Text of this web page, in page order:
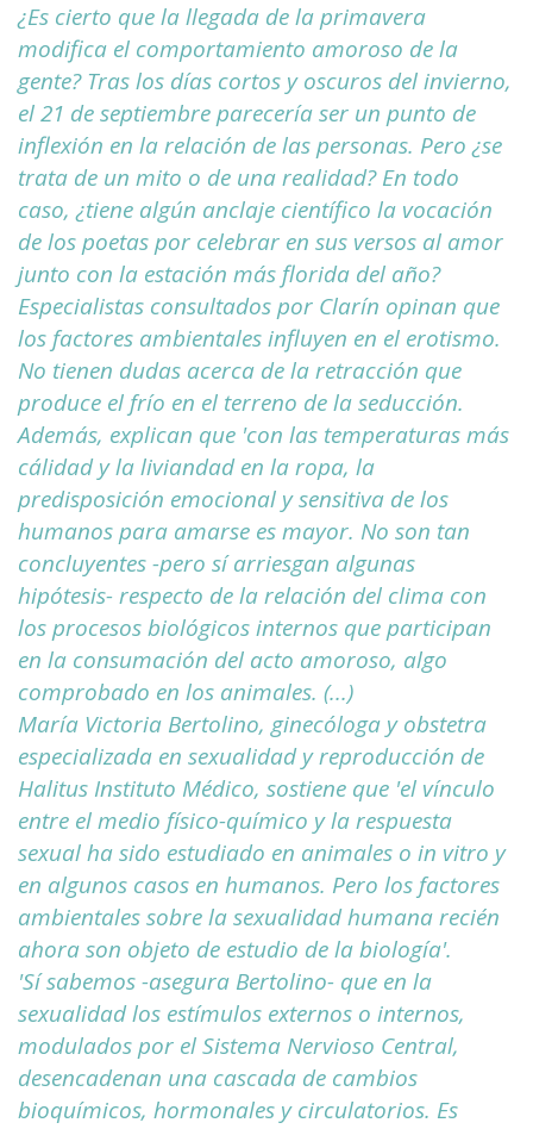
¿Es cierto que la llegada de la primavera
modifica el comportamiento amoroso de la
gente? Tras los días cortos y oscuros del invierno,
el 21 de septiembre parecería ser un punto de
inflexión en la relación de las personas. Pero ¿se
trata de un mito o de una realidad? En todo
caso, ¿tiene algún anclaje científico la vocación
de los poetas por celebrar en sus versos al amor
junto con la estación más florida del año?
Especialistas consultados por Clarín opinan que
los factores ambientales influyen en el erotismo.
No tienen dudas acerca de la retracción que
produce el frío en el terreno de la seducción.
Además, explican que 'con las temperaturas más
cálidad y la liviandad en la ropa, la
predisposición emocional y sensitiva de los
humanos para amarse es mayor. No son tan
concluyentes -pero sí arriesgan algunas
hipótesis- respecto de la relación del clima con
los procesos biológicos internos que participan
en la consumación del acto amoroso, algo
comprobado en los animales. (...)
María Victoria Bertolino, ginecóloga y obstetra
especializada en sexualidad y reproducción de
Halitus Instituto Médico, sostiene que 'el vínculo
entre el medio físico-químico y la respuesta
sexual ha sido estudiado en animales o in vitro y
en algunos casos en humanos. Pero los factores
ambientales sobre la sexualidad humana recién
ahora son objeto de estudio de la biología'.
'Sí sabemos -asegura Bertolino- que en la
sexualidad los estímulos externos o internos,
modulados por el Sistema Nervioso Central,
desencadenan una cascada de cambios
bioquímicos, hormonales y circulatorios. Es